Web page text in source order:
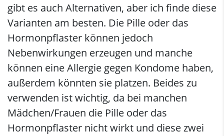
gibt es auch Alternativen, aber ich finde diese
Varianten am besten. Die Pille oder das
Hormonpflaster können jedoch
Nebenwirkungen erzeugen und manche
können eine Allergie gegen Kondome haben,
außerdem könnten sie platzen. Beides zu
verwenden ist wichtig, da bei manchen
Mädchen/Frauen die Pille oder das
Hormonpflaster nicht wirkt und diese zwei